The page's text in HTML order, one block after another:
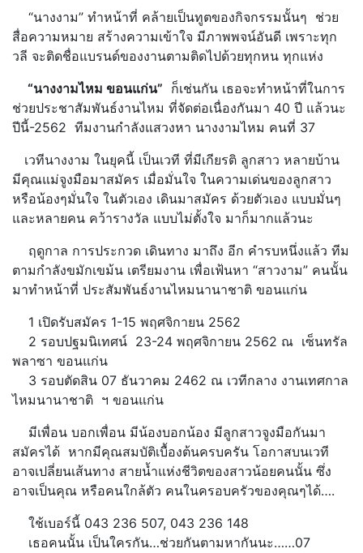
“นางงาม” ทำหน้าที่ คล้ายเป็นทูตของกิจกรรมนั้นๆ ช่วย
สื่อความหมาย สร้างความเข้าใจ มีภาพพจน์อันดี เพราะทุก
วลี จะติดชื่อแบรนด์ของงานตามติดไปด้วยทุกหน ทุกแห่ง
“นางงามไหม ขอนแก่น” ก็เช่นกัน เธอจะทำหน้าที่ในการ
ช่วยประชาสัมพันธ์งานไหม ที่จัดต่อเนื่องกันมา 40 ปี แล้วนะ
ปีนี้-2562 ทีมงานกำลังแสวงหา นางงามไหม คนที่ 37
เวทีนางงาม ในยุคนี้ เป็นเวที ที่มีเกียรติ ลูกสาว หลายบ้าน
มีคุณแม่จูงมือมาสมัคร เมื่อมั่นใจ ในความเด่นของลูกสาว
หรือน้องๆมั่นใจ ในตัวเอง เดินมาสมัคร ด้วยตัวเอง แบบมั่นๆ
และหลายคน คว้ารางวัล แบบไม่ตั้งใจ มาก็มากแล้วนะ
ฤดูกาล การประกวด เดินทาง มาถึง อีก คำรบหนึ่งแล้ว ทีม
ตามกำลังขมักเขม้น เตรียมงาน เพื่อเฟ้นหา “สาวงาม” คนนั้น
มาทำหน้าที่ ประสัมพันธ์งานไหมนานาชาติ ขอนแก่น
1 เปิดรับสมัคร 1-15 พฤศจิกายน 2562
2 รอบปฐมนิเทศน์ 23-24 พฤศจิกายน 2562 ณ เซ็นทรัล
พลาซา ขอนแก่น
3 รอบตัดสิน 07 ธันวาคม 2462 ณ เวทีกลาง งานเทศกาล
ไหมนานาชาติ ฯ ขอนแก่น
มีเพื่อน บอกเพื่อน มีน้องบอกน้อง มีลูกสาวจูงมือกันมา
สมัครได้ หากมีคุณสมบัติเบื้องต้นครบครัน โอกาสบนเวที
อาจเปลี่ยนเส้นทาง สายน้ำแห่งชีวิตของสาวน้อยคนนั้น ซึ่ง
อาจเป็นคุณ หรือคนใกล้ตัว คนในครอบครัวของคุณๆได้….
ใช้เบอร์นี้ 043 236 507, 043 236 148
เธอคนนั้น เป็นใครกัน…ช่วยกันตามหากันนะ……07